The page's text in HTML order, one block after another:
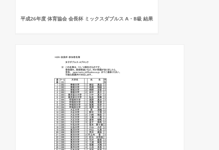
平成26年度 体育協会 会長杯 ミックスダブルス A・B級 結果